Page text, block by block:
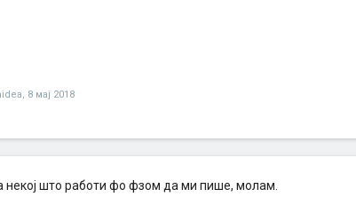
, 8 мај 2018
некој што работи фо фзом да ми пише, молам.